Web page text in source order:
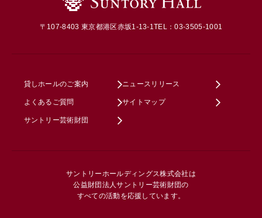
〒107-8403 東京都港区赤坂1-13-1TEL：03-3505-1001
貸しホールのご案内 ニュースリリース
よくあるご質問 サイトマップ
サントリー芸術財団
サントリーホールディングス株式会社は
公益財団法人サントリー芸術財団の
すべての活動を応援しています。